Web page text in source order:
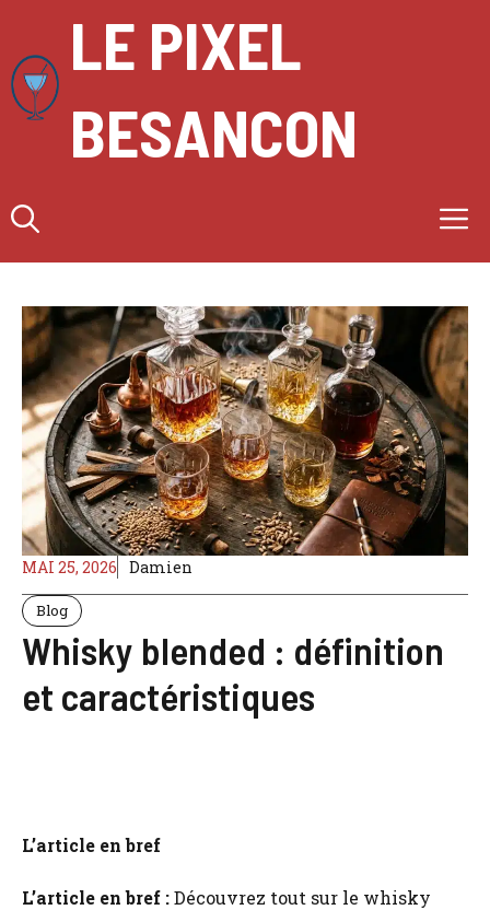
contenu LE PIXEL
BESANCON
MAI 25, 2026 Damien
Blog
Whisky blended : définition
et caractéristiques
L’article en bref
L’article en bref :Découvrez tout sur le whisky